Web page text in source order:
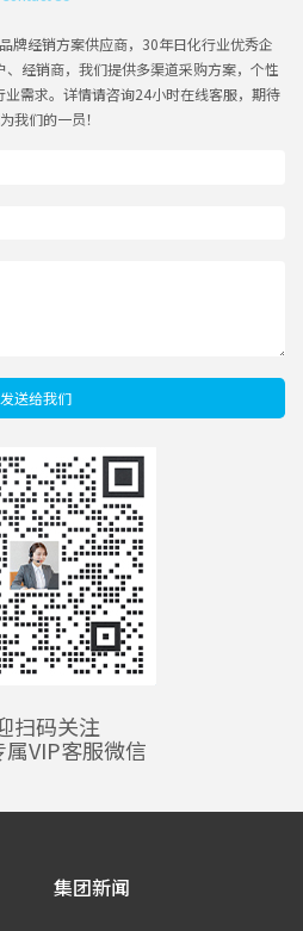
牌经销方案供应商，30年日化行业优秀企
经销商，我们提供多渠道采购方案，个性
需求。详情请咨询24小时在线客服，期待
我们的一员！
发送给我们
扫码关注
VIP客服微信
集团新闻